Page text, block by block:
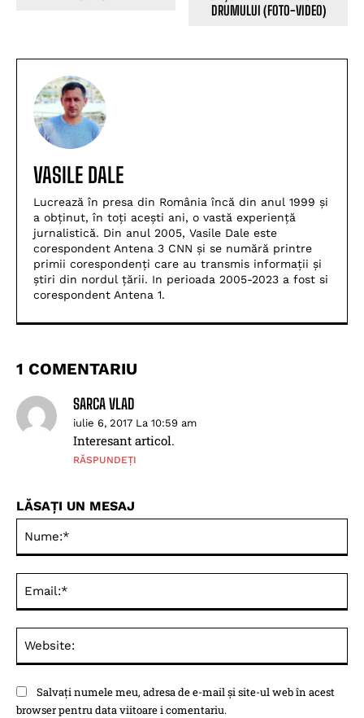
DRUMULUI (FOTO-VIDEO)
VASILE DALE
Lucrează în presa din România încă din anul 1999 și
a obținut, în toți acești ani, o vastă experiență
jurnalistică. Din anul 2005, Vasile Dale este
corespondent Antena 3 CNN și se numără printre
primii corespondenți care au transmis informații și
știri din nordul țării. In perioada 2005-2023 a fost si
corespondent Antena 1.
1 COMENTARIU
SARCA VLAD
iulie 6, 2017 La 10:59 am
Interesant articol.
RĂSPUNDEȚI
LĂSAȚI UN MESAJ
Salvați numele meu, adresa de e-mail și site-ul web în acest
browser pentru data viitoare i comentariu.